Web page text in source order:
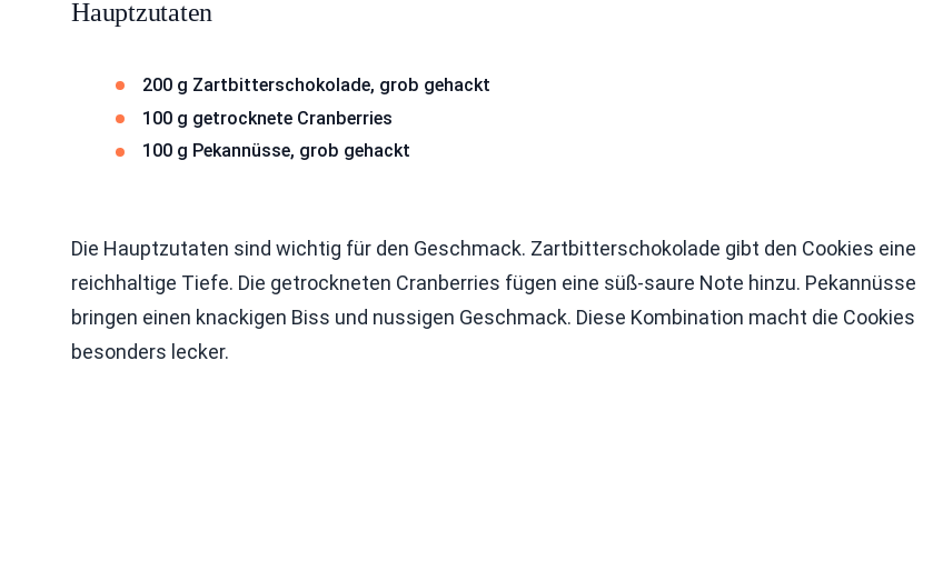
Hauptzutaten
200 g Zartbitterschokolade, grob gehackt
100 g getrocknete Cranberries
100 g Pekannüsse, grob gehackt
Die Hauptzutaten sind wichtig für den Geschmack. Zartbitterschokolade gibt den Cookies eine
reichhaltige Tiefe. Die getrockneten Cranberries fügen eine süß-saure Note hinzu. Pekannüsse
bringen einen knackigen Biss und nussigen Geschmack. Diese Kombination macht die Cookies
besonders lecker.